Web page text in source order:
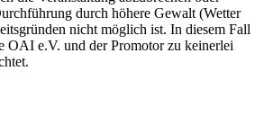
durch höhere Gewalt (Wetter
nicht möglich ist. In diesem Fall
OAI e.V. und der Promotor zu keinerlei